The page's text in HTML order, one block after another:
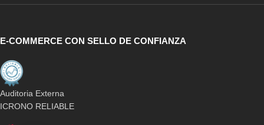
E-COMMERCE CON SELLO DE CONFIANZA
Auditoria Externa
ICRONO RELIABLE